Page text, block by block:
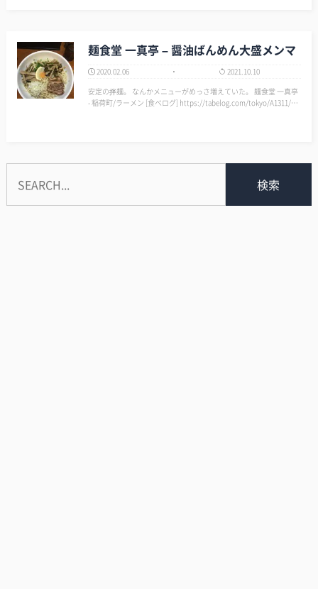
麺食堂 一真亭 – 醤油ばんめん大盛メンマ
2020.02.06
2021.10.10
安定の拌麺。 なんかメニューがめっさ増えていた。 麺食堂 一真亭
- 稲荷町/ラーメン [食べログ] https://tabelog.com/tokyo/A1311/A1
検索